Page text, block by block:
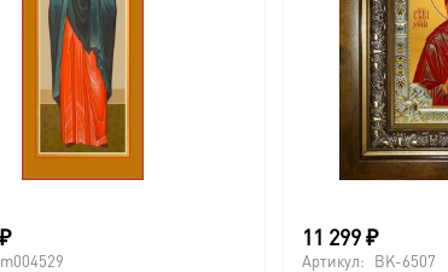
₽ 11 299₽
Артикул: BK-6507